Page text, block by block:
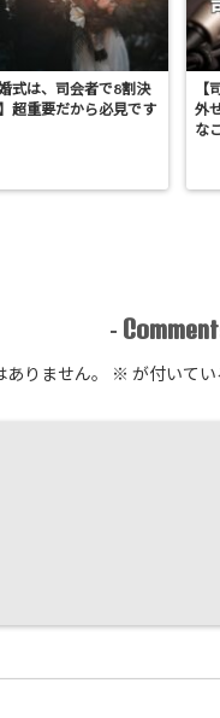
婚式は、司会者で8割決
超重要だから必見です
【
外
な
-
りません。 ※ が付いて